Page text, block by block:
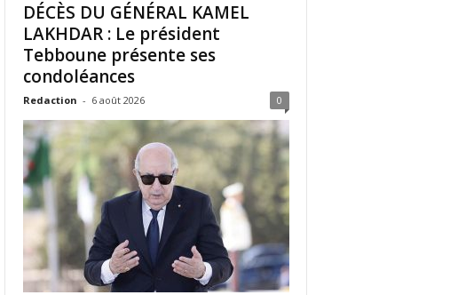
DÉCÈS DU GÉNÉRAL KAMEL
LAKHDAR : Le président
Tebboune présente ses
condoléances
Redaction - 6 août 2026 0